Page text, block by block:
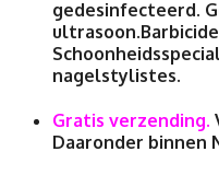
gedesinfecteerd.
nagelstylistes.
Gratis verzending.
Daaronder binnen